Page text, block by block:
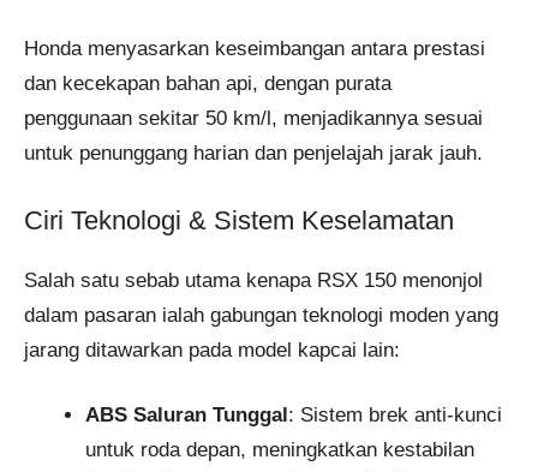
Honda menyasarkan keseimbangan antara prestasi
dan kecekapan bahan api, dengan purata
penggunaan sekitar 50 km/l, menjadikannya sesuai
untuk penunggang harian dan penjelajah jarak jauh.
Ciri Teknologi & Sistem Keselamatan
Salah satu sebab utama kenapa RSX 150 menonjol
dalam pasaran ialah gabungan teknologi moden yang
jarang ditawarkan pada model kapcai lain:
ABS Saluran Tunggal : Sistem brek anti-kunci
untuk roda depan, meningkatkan kestabilan